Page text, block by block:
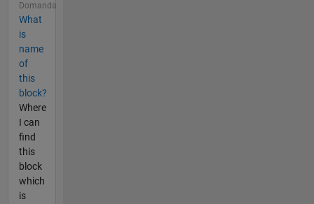
Domanda
What
is
name
of
this
block?
Where
I can
find
this
block
which
is